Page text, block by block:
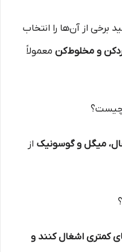
برخی از آن‌ها را انتخاب
و مخلوط‌کن معمولاً
چیست؟
میگل و گوسونیک از
کمتری اشغال کنند و